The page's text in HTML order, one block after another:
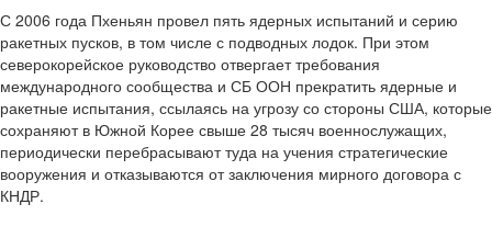
С 2006 года Пхеньян провел пять ядерных испытаний и серию
ракетных пусков, в том числе с подводных лодок. При этом
северокорейское руководство отвергает требования
международного сообщества и СБ ООН прекратить ядерные и
ракетные испытания, ссылаясь на угрозу со стороны США, которые
сохраняют в Южной Корее свыше 28 тысяч военнослужащих,
периодически перебрасывают туда на учения стратегические
вооружения и отказываются от заключения мирного договора с
КНДР.